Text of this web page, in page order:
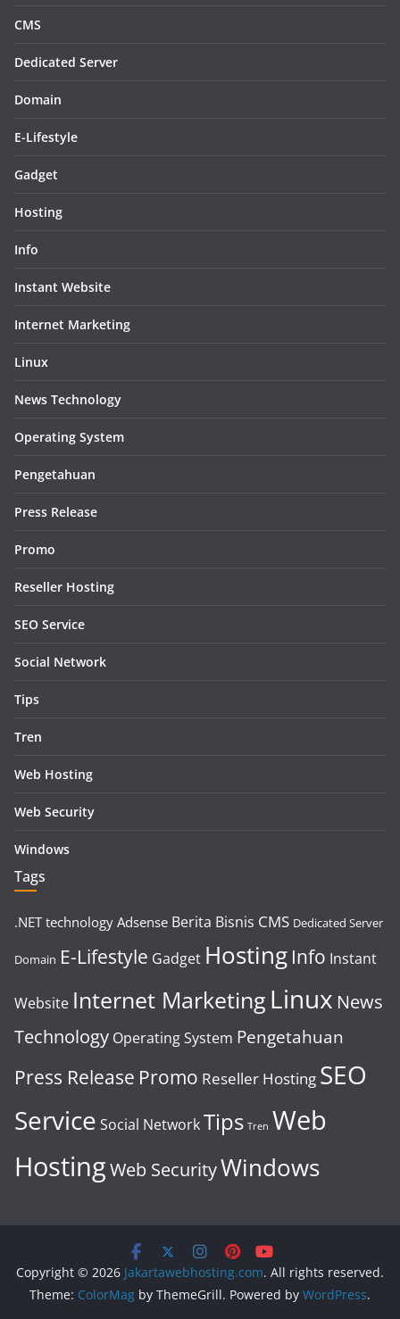
CMS
Dedicated Server
Domain
E-Lifestyle
Gadget
Hosting
Info
Instant Website
Internet Marketing
Linux
News Technology
Operating System
Pengetahuan
Press Release
Promo
Reseller Hosting
SEO Service
Social Network
Tips
Tren
Web Hosting
Web Security
Windows
Tags
.NET technology Adsense Berita Bisnis CMS Dedicated Server
Domain E-Lifestyle Gadget Hosting Info Instant
Website Internet Marketing Linux News
Technology Operating System Pengetahuan
Press Release Promo Reseller Hosting SEO
Service Social NetworkTips Tren Web
HostingWeb SecurityWindows
Copyright © 2026 Jakartawebhosting.com. All rights reserved.
Theme: ColorMag by ThemeGrill. Powered by WordPress.